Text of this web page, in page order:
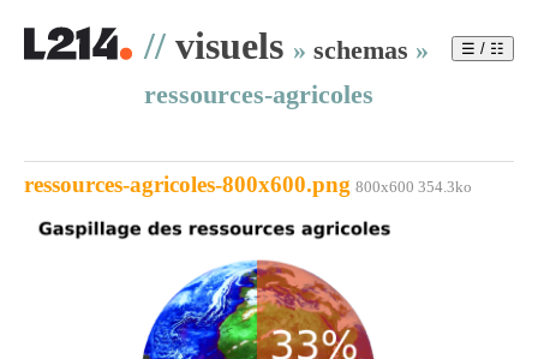
// visuels » schemas »
ressources-agricoles
ressources-agricoles-800x600.png 800x600 354.3ko
☰ / ☷